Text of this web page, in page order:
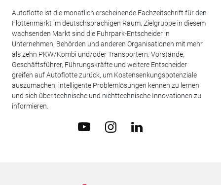
Autoflotte ist die monatlich erscheinende Fachzeitschrift für den
Flottenmarkt im deutschsprachigen Raum. Zielgruppe in diesem
wachsenden Markt sind die Fuhrpark-Entscheider in
Unternehmen, Behörden und anderen Organisationen mit mehr
als zehn PKW/Kombi und/oder Transportern. Vorstände,
Geschäftsführer, Führungskräfte und weitere Entscheider
greifen auf Autoflotte zurück, um Kostensenkungspotenziale
auszumachen, intelligente Problemlösungen kennen zu lernen
und sich über technische und nichttechnische Innovationen zu
informieren.